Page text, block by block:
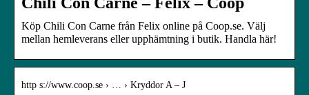
Köp Chili Con Carne från Felix online på Coop.se. Välj
mellan hemleverans eller upphämtning i butik. Handla här!
http s://www.coop.se › … › Kryddor A – J